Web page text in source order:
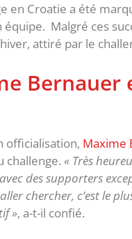
en Croatie a été
équipe. Malgré ces
attiré par le
Bernauer
officialisation, Maxime
challenge. « Très
des supporters
chercher, c’est le
», a-t-il confié.